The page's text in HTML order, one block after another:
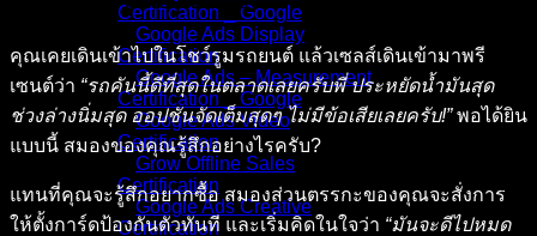
Certification _ Google
Google Ads Display
Certification
Google Ads – Measurement
Certification _ Google
Google Ads Video
Certification
Grow Offline Sales
Certification
Google Ads Creative
Certification
คุณเคยเดินเข้าไปในโชว์รูมรถยนต์ แล้วเซลส์เดินเข้ามาพรี
เซนต์ว่า “รถคันนี้ดีที่สุดในตลาดเลยครับพี่ ประหยัดน้ำมันสุด
ช่วงล่างนิ่มสุด ออปชันจัดเต็มสุดๆ ไม่มีข้อเสียเลยครับ!”พอได้ยิน
แบบนี้ สมองของคุณรู้สึกอย่างไรครับ?
แทนที่คุณจะรู้สึกอยากซื้อ สมองส่วนตรรกะของคุณจะสั่งการ
ให้ตั้งการ์ดป้องกันตัวทันที และเริ่มคิดในใจว่า “มันจะดีไปหมด